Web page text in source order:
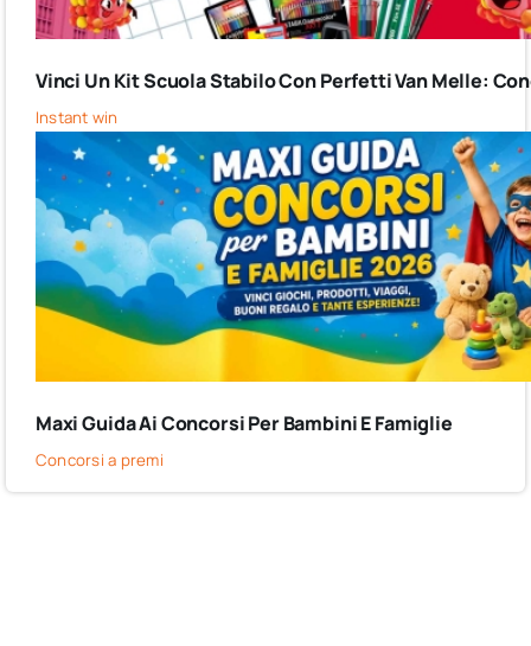
Vinci Un Kit Scuola Stabilo Con Perfetti Van Melle:
Instant win
Maxi Guida Ai Concorsi Per Bambini E Famiglie
Concorsi a premi